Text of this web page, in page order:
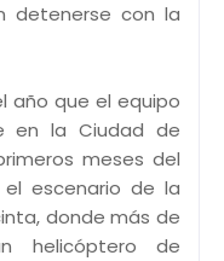
detenerse con la
año que el equipo
en la Ciudad de
meses del
escenario de la
donde más de
helicóptero de